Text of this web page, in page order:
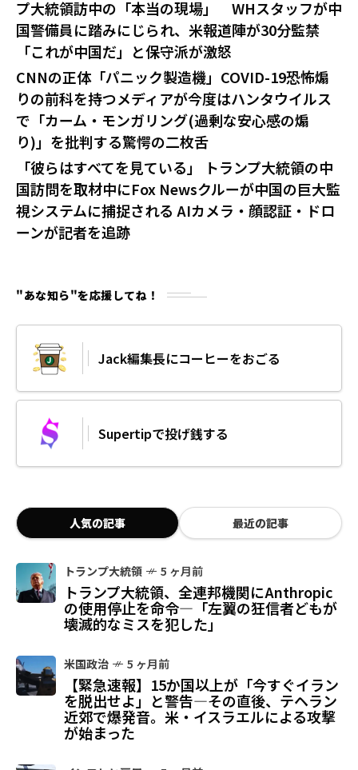
プ大統領訪中の「本当の現場」 WHスタッフが中
国警備員に踏みにじられ、米報道陣が30分監禁
「これが中国だ」と保守派が激怒
CNNの正体「パニック製造機」COVID-19恐怖煽
りの前科を持つメディアが今度はハンタウイルス
で「カーム・モンガリング(過剰な安心感の煽
り)」を批判する驚愕の二枚舌
「彼らはすべてを見ている」 トランプ大統領の中
国訪問を取材中にFox Newsクルーが中国の巨大監
視システムに捕捉される AIカメラ・顔認証・ドロ
ーンが記者を追跡
"あな知ら"を応援してね！
Jack編集長にコーヒーをおごる
Supertipで投げ銭する
人気の記事 最近の記事
トランプ大統領 5 ヶ月前
トランプ大統領、全連邦機関にAnthropic
の使用停止を命令—「左翼の狂信者どもが
壊滅的なミスを犯した」
米国政治 5 ヶ月前
【緊急速報】15か国以上が「今すぐイラン
を脱出せよ」と警告—その直後、テヘラン
近郊で爆発音。米・イスラエルによる攻撃
が始まった